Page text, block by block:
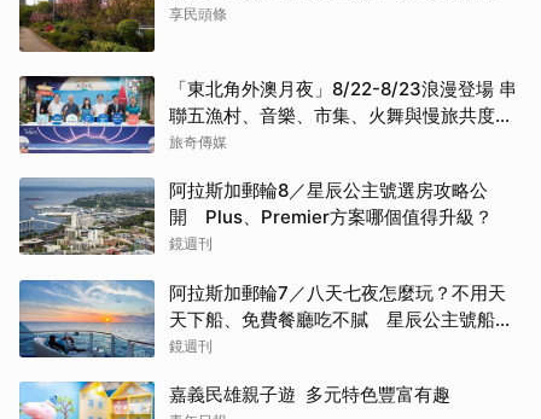
享民頭條
「東北角外澳月夜」8/22-8/23浪漫登場 串
聯五漁村、音樂、市集、火舞與慢旅共度夏
夜
旅奇傳媒
阿拉斯加郵輪8／星辰公主號選房攻略公
開 Plus、Premier方案哪個值得升級？
鏡週刊
阿拉斯加郵輪7／八天七夜怎麼玩？不用天
天下船、免費餐廳吃不膩 星辰公主號船上
一日生活公開
鏡週刊
嘉義民雄親子遊 多元特色豐富有趣